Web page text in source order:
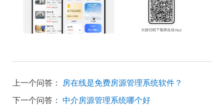
上一个问答： 房在线是免费房源管理系统软件？
下一个问答： 中介房源管理系统哪个好